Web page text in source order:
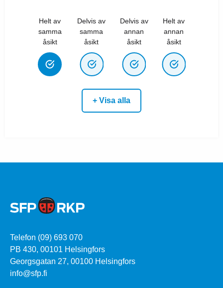
Helt av
samma
åsikt
Delvis av
samma
åsikt
Delvis av
annan
åsikt
Helt av
annan
åsikt
+ Visa alla
Telefon (09) 693 070
PB 430, 00101 Helsingfors
Georgsgatan 27, 00100 Helsingfors
info@sfp.fi